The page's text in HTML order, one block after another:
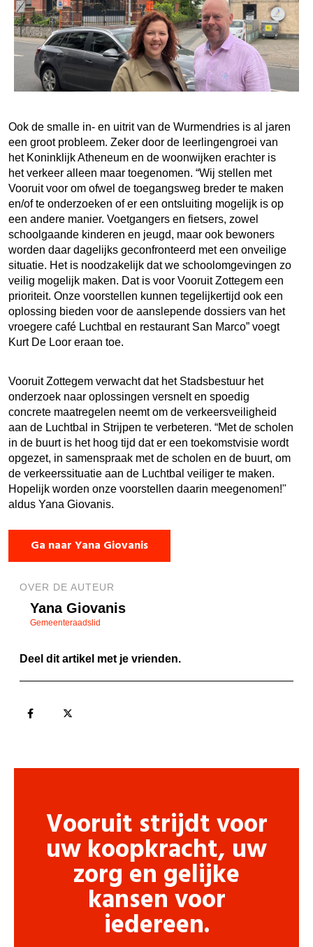
Ook de smalle in- en uitrit van de Wurmendries is al jaren
een groot probleem. Zeker door de leerlingengroei van
het Koninklijk Atheneum en de woonwijken erachter is
het verkeer alleen maar toegenomen. “Wij stellen met
Vooruit voor om ofwel de toegangsweg breder te maken
en/of te onderzoeken of er een ontsluiting mogelijk is op
een andere manier. Voetgangers en fietsers, zowel
schoolgaande kinderen en jeugd, maar ook bewoners
worden daar dagelijks geconfronteerd met een onveilige
situatie. Het is noodzakelijk dat we schoolomgevingen zo
veilig mogelijk maken. Dat is voor Vooruit Zottegem een
prioriteit. Onze voorstellen kunnen tegelijkertijd ook een
oplossing bieden voor de aanslepende dossiers van het
vroegere café Luchtbal en restaurant San Marco” voegt
Kurt De Loor eraan toe.
Vooruit Zottegem verwacht dat het Stadsbestuur het
onderzoek naar oplossingen versnelt en spoedig
concrete maatregelen neemt om de verkeersveiligheid
aan de Luchtbal in Strijpen te verbeteren. “Met de scholen
in de buurt is het hoog tijd dat er een toekomstvisie wordt
opgezet, in samenspraak met de scholen en de buurt, om
de verkeerssituatie aan de Luchtbal veiliger te maken.
Hopelijk worden onze voorstellen daarin meegenomen!"
aldus Yana Giovanis.
Ga naar Yana Giovanis
OVER DE AUTEUR
Yana Giovanis
Gemeenteraadslid
Deel dit artikel met je vrienden.
Vooruit strijdt voor
uw koopkracht, uw
zorg en gelijke
kansen voor
iedereen.